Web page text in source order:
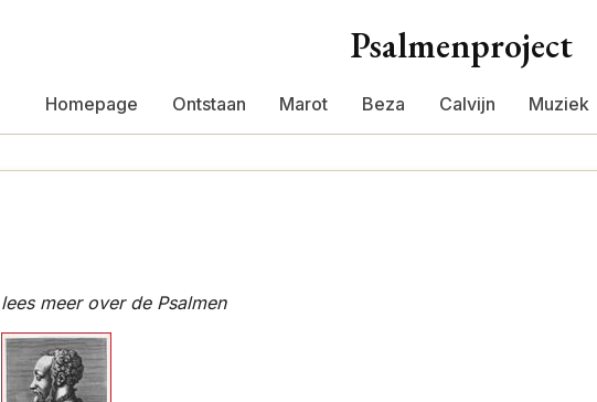
Psalmenproject
Homepage Ontstaan Marot Beza Calvijn Muziek
lees meer over de Psalmen